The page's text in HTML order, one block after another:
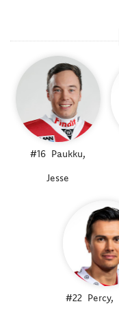
#16 Paukku,
Jesse
#22 Percy,